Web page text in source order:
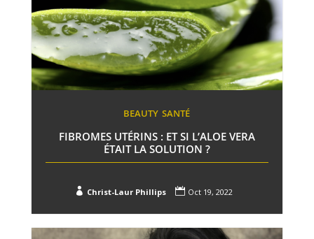
BEAUTY SANTÉ
FIBROMES UTÉRINS : ET SI L’ALOE VERA
ÉTAIT LA SOLUTION ?
 Christ-Laur Phillips  Oct 19, 2022